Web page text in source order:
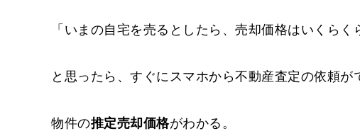
「いまの自宅を売るとしたら、売却価格はいくらく
と思ったら、すぐにスマホから不動産査定の依頼
物件の推定売却価格がわかる。